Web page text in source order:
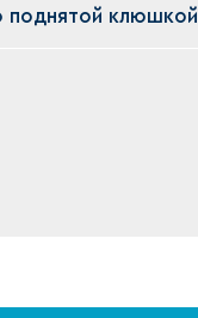
поднятой клюшкой